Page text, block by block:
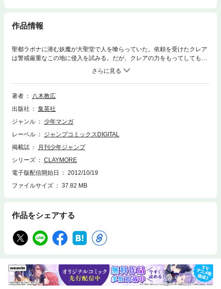
作品情報
聖都ラボナに潜む妖魔が大聖堂で人を喰らっていた。依頼を受けたクレア
は警戒厳重なこの地に侵入を試みる。だが、クレアの力をもってしても妖
魔の手掛かりはいっこうに得られずにいた。妖魔は一体どこに…!?
著者
八木教広
出版社
集英社
ジャンル
少年マンガ
レーベル
ジャンプコミックスDIGITAL
掲載誌
月刊少年ジャンプ
シリーズ
CLAYMORE
電子版配信開始日
2012/10/19
ファイルサイズ
37.82 MB
作品をシェアする